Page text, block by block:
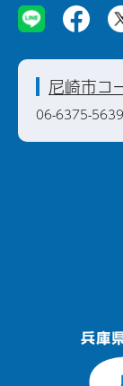
尼崎市コ
06-6375-5639